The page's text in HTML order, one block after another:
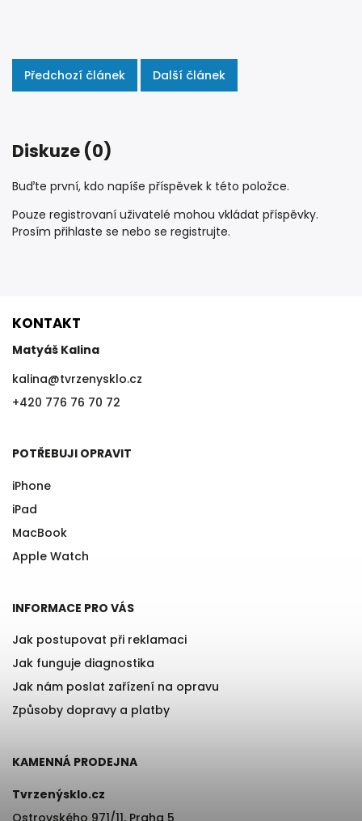
Předchozí článek Další článek
Diskuze (0)
Buďte první, kdo napíše příspěvek k této položce.
Pouze registrovaní uživatelé mohou vkládat příspěvky.
Prosím přihlaste se nebo se registrujte.
KONTAKT
Matyáš Kalina
kalina@tvrzenysklo.cz
+420 776 76 70 72
POTŘEBUJI OPRAVIT
iPhone
iPad
MacBook
Apple Watch
INFORMACE PRO VÁS
Jak postupovat při reklamaci
Jak funguje diagnostika
Jak nám poslat zařízení na opravu
Způsoby dopravy a platby
KAMENNÁ PRODEJNA
Tvrzenýsklo.cz
Ostrovského 971/11, Praha 5